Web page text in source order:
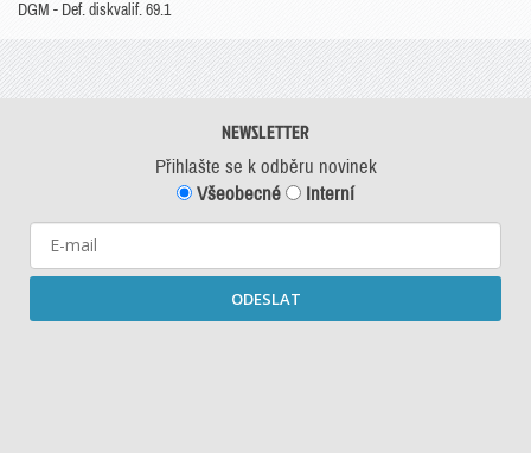
DGM - Def. diskvalif. 69.1
NEWSLETTER
Přihlašte se k odběru novinek
Všeobecné
Interní
ODESLAT